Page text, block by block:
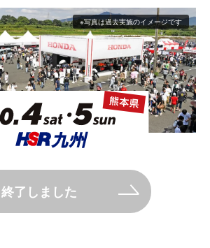
※写真は過去実施のイメージです
終了しました